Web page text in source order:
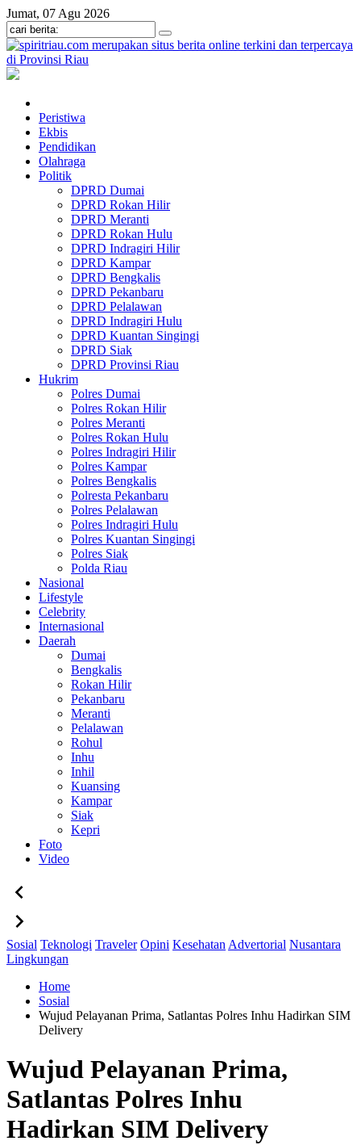
Jumat, 07 Agu 2026
Peristiwa
Ekbis
Pendidikan
Olahraga
Politik
DPRD Dumai
DPRD Rokan Hilir
DPRD Meranti
DPRD Rokan Hulu
DPRD Indragiri Hilir
DPRD Kampar
DPRD Bengkalis
DPRD Pekanbaru
DPRD Pelalawan
DPRD Indragiri Hulu
DPRD Kuantan Singingi
DPRD Siak
DPRD Provinsi Riau
Hukrim
Polres Dumai
Polres Rokan Hilir
Polres Meranti
Polres Rokan Hulu
Polres Indragiri Hilir
Polres Kampar
Polres Bengkalis
Polresta Pekanbaru
Polres Pelalawan
Polres Indragiri Hulu
Polres Kuantan Singingi
Polres Siak
Polda Riau
Nasional
Lifestyle
Celebrity
Internasional
Daerah
Dumai
Bengkalis
Rokan Hilir
Pekanbaru
Meranti
Pelalawan
Rohul
Inhu
Inhil
Kuansing
Kampar
Siak
Kepri
Foto
Video
Sosial Teknologi Traveler Opini Kesehatan Advertorial Nusantara
Lingkungan
Home
Sosial
Wujud Pelayanan Prima, Satlantas Polres Inhu Hadirkan SIM
Delivery
Wujud Pelayanan Prima,
Satlantas Polres Inhu
Hadirkan SIM Delivery